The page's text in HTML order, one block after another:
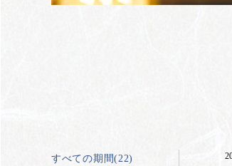
すべての期間(22)